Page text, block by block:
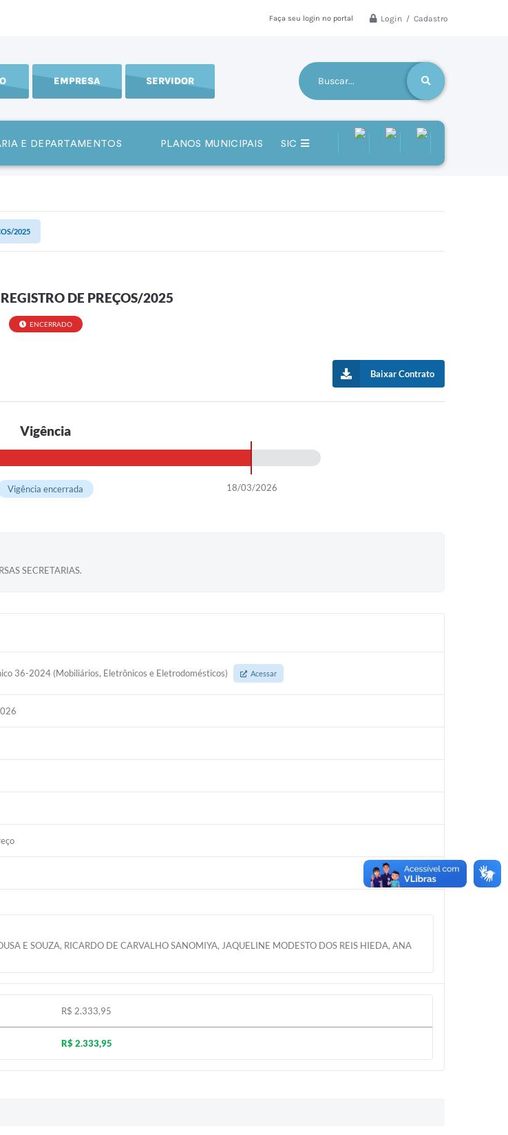
Faça seu login no portal Login / Cadastro
EMPRESA SERVIDOR
E DEPARTAMENTOS PLANOS MUNICIPAIS SIC
2025
DE PREÇOS/2025
ENCERRADO
Baixar Contrato
Vigência
18/03/2026
Vigência encerrada
SECRETARIAS.
36-2024 (Mobiliários, Eletrônicos e Eletrodomésticos) Acessar
E SOUZA, RICARDO DE CARVALHO SANOMIYA, JAQUELINE MODESTO DOS REIS HIEDA, ANA
R$ 2.333,95
R$ 2.333,95